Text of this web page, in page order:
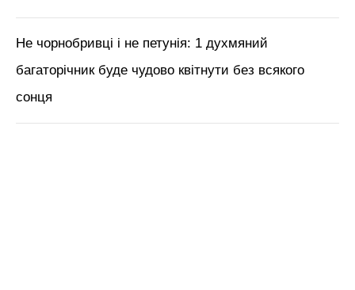
Не чорнобривці і не петунія: 1 духмяний
багаторічник буде чудово квітнути без всякого
сонця